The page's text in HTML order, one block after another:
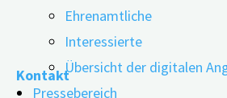
Ehrenamtliche
Interessierte
Übersicht der digitalen
Pressebereich
weiterlesen"Höheres
Demenzrisiko
durch
Kontakt